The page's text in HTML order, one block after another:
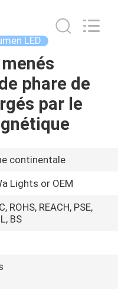
LED
phare de
par le
continentale
Lights or OEM
ROHS, REACH, PSE,
BS